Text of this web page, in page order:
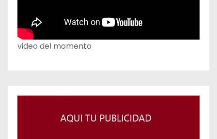
video del momento